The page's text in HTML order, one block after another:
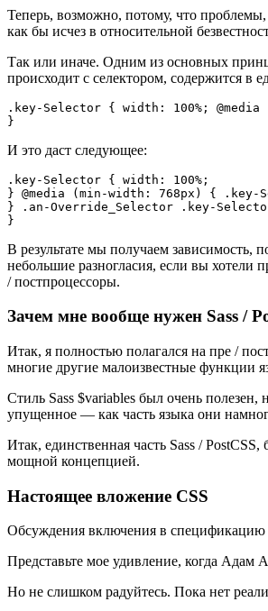
Теперь, возможно, потому, что
как бы исчез в относительной
Так или иначе. Одним из основных
происходит с селектором, содержится в
.key-Selector { width: 100%;
}
И это даст следующее:
.key-Selector { width: 100%;
} @media (min-width: 768px) {
} .an-Override_Selector .key-
}
В результате мы получаем зависимость,
небольшие разногласия, если вы
/ постпроцессоры.
Зачем мне вообще нужен Sass /
Итак, я полностью полагался на пре /
многие другие малоизвестные функции
Стиль Sass $variables был очень полезен,
упущенное — как часть языка они
Итак, единственная часть Sass /
мощной концепцией.
Настоящее вложение CSS
Обсуждения включения в спецификацию
Представьте мое удивление, когда Адам
Но не слишком радуйтесь. Пока нет